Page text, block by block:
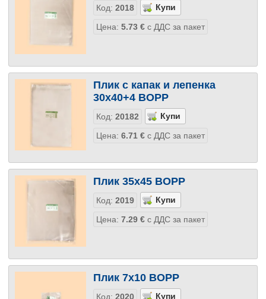
Код: 2018
Цена: 5.73 €с ДДС за пакет
Плик с капак и лепенка
30х40+4 BOPP
Код: 20182
Цена: 6.71 €с ДДС за пакет
Плик 35х45 BOPP
Код: 2019
Цена: 7.29 €с ДДС за пакет
Плик 7х10 BOPP
Код: 2020